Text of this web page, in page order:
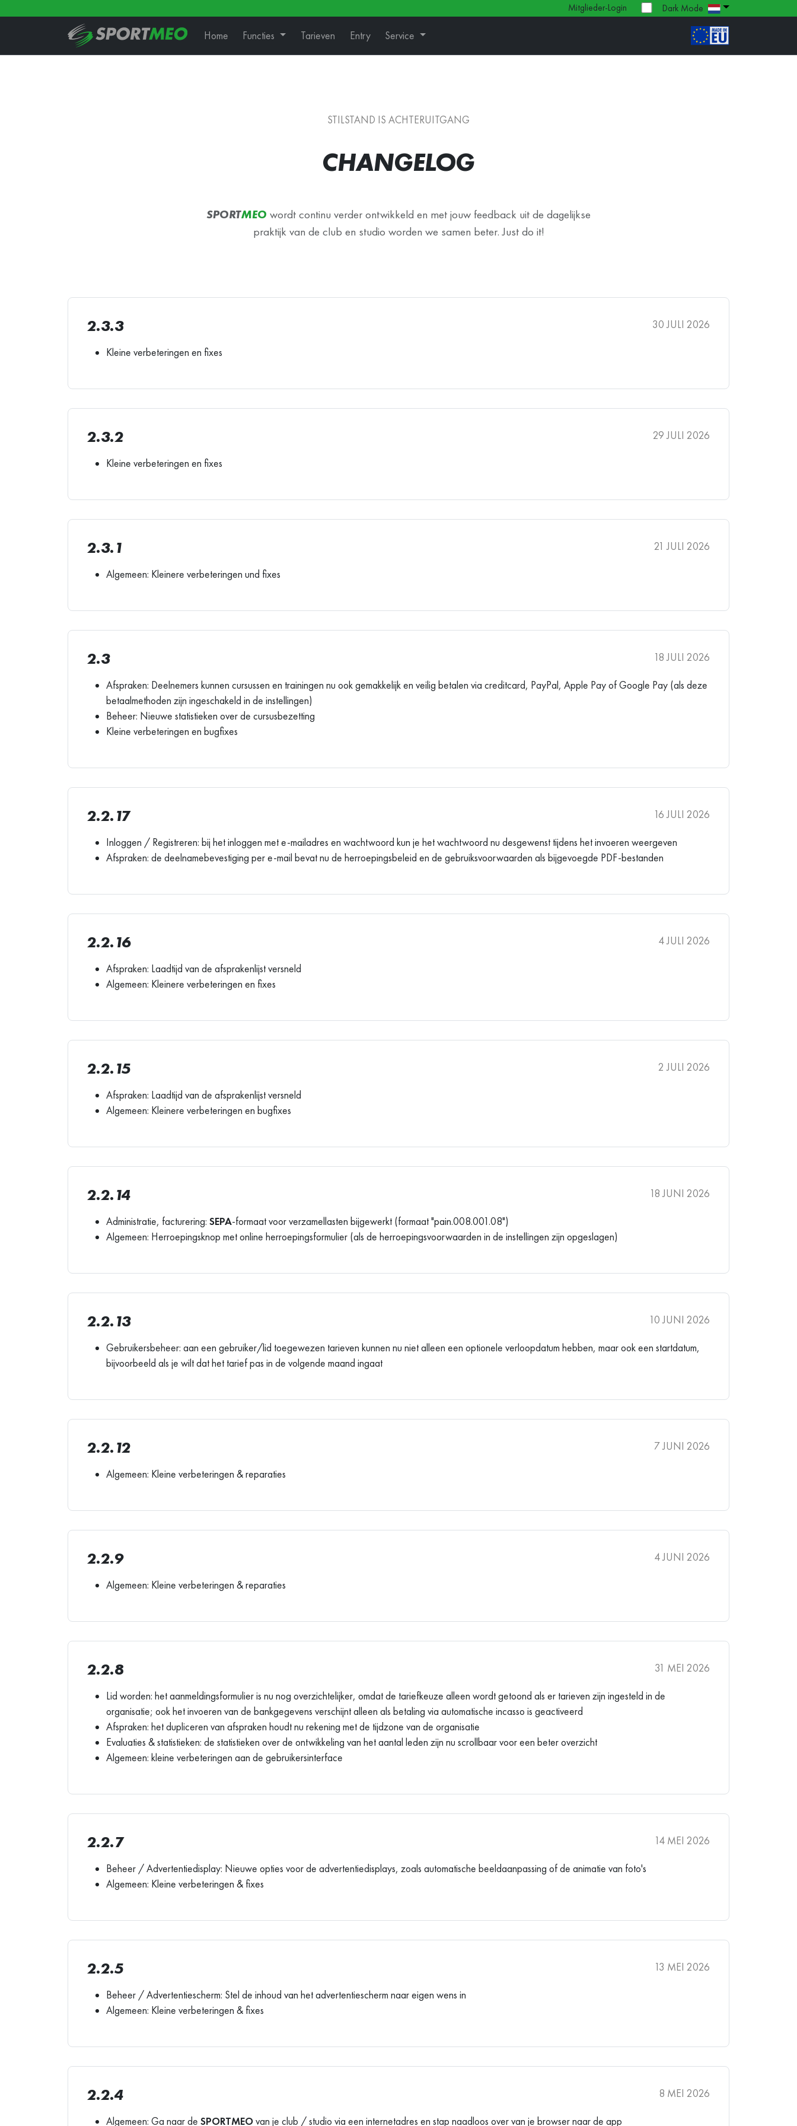
Mitglieder-Login Dark Mode
Home Functies Tarieven Entry Service
STILSTAND IS ACHTERUITGANG
CHANGELOG
SPORTMEO wordt continu verder ontwikkeld en met jouw feedback uit de dagelijkse
praktijk van de club en studio worden we samen beter. Just do it!
30 JULI 2026
2.3.3
Kleine verbeteringen en fixes
29 JULI 2026
2.3.2
Kleine verbeteringen en fixes
21 JULI 2026
2.3.1
Algemeen: Kleinere verbeteringen und fixes
18 JULI 2026
2.3
Afspraken: Deelnemers kunnen cursussen en trainingen nu ook gemakkelijk en veilig betalen via creditcard, PayPal, Apple Pay of Google Pay (als deze
betaalmethoden zijn ingeschakeld in de instellingen)
Beheer: Nieuwe statistieken over de cursusbezetting
Kleine verbeteringen en bugfixes
16 JULI 2026
2.2.17
Inloggen / Registreren: bij het inloggen met e-mailadres en wachtwoord kun je het wachtwoord nu desgewenst tijdens het invoeren weergeven
Afspraken: de deelnamebevestiging per e-mail bevat nu de herroepingsbeleid en de gebruiksvoorwaarden als bijgevoegde PDF-bestanden
4 JULI 2026
2.2.16
Afspraken: Laadtijd van de afsprakenlijst versneld
Algemeen: Kleinere verbeteringen en fixes
2 JULI 2026
2.2.15
Afspraken: Laadtijd van de afsprakenlijst versneld
Algemeen: Kleinere verbeteringen en bugfixes
18 JUNI 2026
2.2.14
Administratie, facturering: SEPA-formaat voor verzamellasten bijgewerkt (formaat "pain.008.001.08")
Algemeen: Herroepingsknop met online herroepingsformulier (als de herroepingsvoorwaarden in de instellingen zijn opgeslagen)
10 JUNI 2026
2.2.13
Gebruikersbeheer: aan een gebruiker/lid toegewezen tarieven kunnen nu niet alleen een optionele verloopdatum hebben, maar ook een startdatum,
bijvoorbeeld als je wilt dat het tarief pas in de volgende maand ingaat
7 JUNI 2026
2.2.12
Algemeen: Kleine verbeteringen & reparaties
4 JUNI 2026
2.2.9
Algemeen: Kleine verbeteringen & reparaties
31 MEI 2026
2.2.8
Lid worden: het aanmeldingsformulier is nu nog overzichtelijker, omdat de tariefkeuze alleen wordt getoond als er tarieven zijn ingesteld in de
organisatie; ook het invoeren van de bankgegevens verschijnt alleen als betaling via automatische incasso is geactiveerd
Afspraken: het dupliceren van afspraken houdt nu rekening met de tijdzone van de organisatie
Evaluaties & statistieken: de statistieken over de ontwikkeling van het aantal leden zijn nu scrollbaar voor een beter overzicht
Algemeen: kleine verbeteringen aan de gebruikersinterface
14 MEI 2026
2.2.7
Beheer / Advertentiedisplay: Nieuwe opties voor de advertentiedisplays, zoals automatische beeldaanpassing of de animatie van foto's
Algemeen: Kleine verbeteringen & fixes
13 MEI 2026
2.2.5
Beheer / Advertentiescherm: Stel de inhoud van het advertentiescherm naar eigen wens in
Algemeen: Kleine verbeteringen & fixes
8 MEI 2026
2.2.4
Algemeen: Ga naar de SPORTMEOvan je club / studio via een internetadres en stap naadloos over van je browser naar de app